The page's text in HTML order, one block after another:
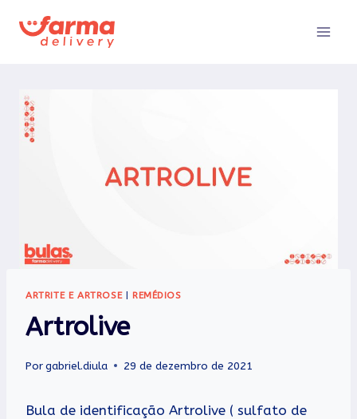
para
ARTRITE E ARTROSE| REMÉDIOS
Artrolive
Porgabriel.diula 29 de dezembro de 2021
Bula de identificação Artrolive ( sulfato de